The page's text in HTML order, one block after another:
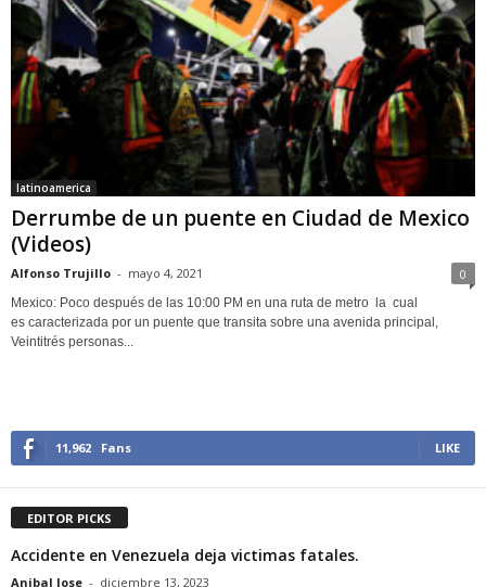
latinoamerica
Derrumbe de un puente en Ciudad de Mexico
(Videos)
Alfonso Trujillo - mayo 4, 2021 0
Mexico: Poco después de las 10:00 PM en una ruta de metro la cual
es caracterizada por un puente que transita sobre una avenida principal,
Veintitrés personas...
11,962 Fans LIKE
EDITOR PICKS
Accidente en Venezuela deja victimas fatales.
Anibal Jose - diciembre 13, 2023